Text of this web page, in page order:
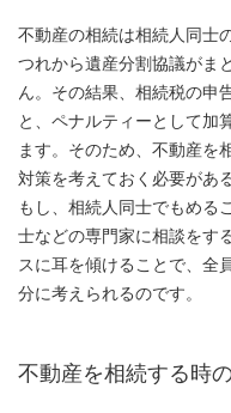
不動産の相続は相続人同士
つれから遺産分割協議がま
ん。その結果、相続税の申
と、ペナルティーとして加
ます。そのため、不動産を
対策を考えておく必要があ
もし、相続人同士でもめる
士などの専門家に相談をす
スに耳を傾けることで、全
分に考えられるのです。
不動産を相続する時